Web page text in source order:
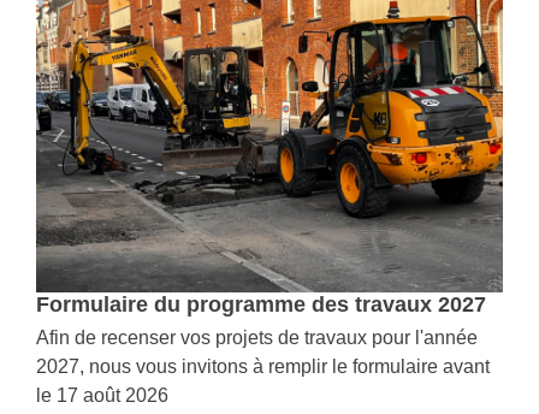
Formulaire du programme des travaux 2027
Afin de recenser vos projets de travaux pour l'année
2027, nous vous invitons à remplir le formulaire avant
le 17 août 2026